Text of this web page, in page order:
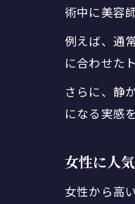
術中に美容
例えば、通
に合わせた
さらに、静
になる実感
女性に人
女性から高